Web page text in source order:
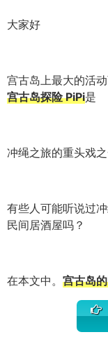
大家好
宫古岛上最大的活动
宫古岛探险 PiPi是
冲绳之旅的重头戏
有些人可能听说过
民间居酒屋吗？
在本文中。 宫古岛